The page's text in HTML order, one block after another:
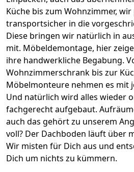
Küche bis zum Wohnzimmer, wir
transportsicher in die
Diese bringen wir natürlich in
mit. Möbeldemontage, hier
ihre handwerkliche Begabung.
Wohnzimmerschrank bis zur
Möbelmonteure nehmen es mit
Und natürlich wird alles wieder
fachgerecht aufgebaut.
auch das gehört zu unserem
voll? Der Dachboden läuft über
Wir misten für Dich aus und
Dich um nichts zu kümmern.